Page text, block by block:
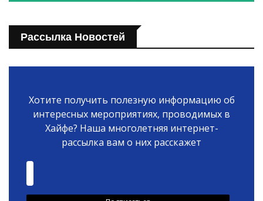
Рассылка Новостей
Хотите получить полезную информацию об
интересных мероприятиях, проводимых в
Хайфе? Наша многолетняя интернет-
рассылка вам о них расскажет